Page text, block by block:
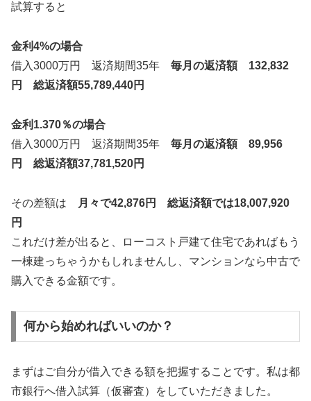
試算すると
金利4%の場合
借入3000万円 返済期間35年 毎月の返済額 132,832
円 総返済額55,789,440円
金利1.370％の場合
借入3000万円 返済期間35年 毎月の返済額 89,956
円 総返済額37,781,520円
その差額は
月々で42,876円 総返済額では18,007,920
円
これだけ差が出ると、ローコスト戸建て住宅であればもう
一棟建っちゃうかもしれませんし、マンションなら中古で
購入できる金額です。
何から始めればいいのか？
まずはご自分が借入できる額を把握することです。私は都
市銀行へ借入試算（仮審査）をしていただきました。